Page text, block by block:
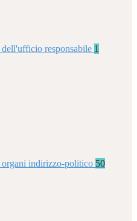
responsabile 1
indirizzo-politico 50